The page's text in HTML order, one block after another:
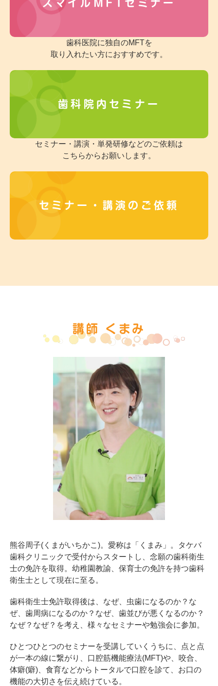
スマイルMFTセミナー
歯科医院に独自のMFTを
取り入れたい方におすすめです。
歯科院内セミナー
セミナー・講演・単発研修などのご依頼は
こちらからお願いします。
セミナー・講演のご依頼
講師 くまみ
熊谷周子(くまがいちかこ)。愛称は「くまみ」。タケバ
歯科クリニックで受付からスタートし、念願の歯科衛生
士の免許を取得。幼稚園教諭、保育士の免許を持つ歯科
衛生士として現在に至る。
歯科衛生士免許取得後は、なぜ、虫歯になるのか？な
ぜ、歯周病になるのか？なぜ、歯並びが悪くなるのか？
なぜ？なぜ？を考え、様々なセミナーや勉強会に参加。
ひとつひとつのセミナーを受講していくうちに、点と点
が一本の線に繋がり、口腔筋機能療法(MFT)や、咬合、
体癖(癖)、食育などからトータルで口腔を診て、お口の
機能の大切さを伝え続けている。